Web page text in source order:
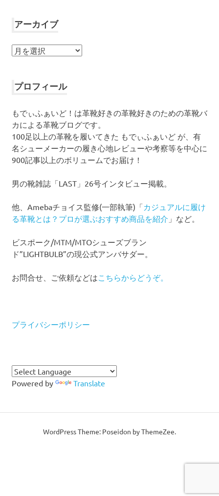
アーカイブ
ア
イ
プロフィール
もでぃふぁいど！は革靴好きの革靴好きのための革靴バ
カによる革靴ブログです。
100足以上の革靴を履いてきた もでぃふぁいど が、有
名シューメーカーの履き心地レビューや考察等を中心に
900記事以上のボリュームでお届け！
男の靴雑誌「LAST」26号インタビュー掲載。
他、Amebaチョイス監修(一部執筆)「カジュアルに履け
る革靴とは？プロが選ぶおすすめ商品を紹介 」など。
ビスポーク/MTM/MTOシューズブラン
ド”LIGHTBULB”の現公式アンバサダー。
お問合せ、ご依頼などは こちらからどうぞ。
プライバシーポリシー
Powered by Translate
WordPress Theme: Poseidon by ThemeZee.